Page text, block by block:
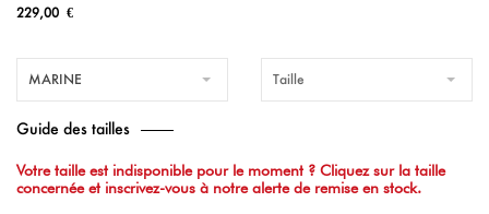
229,00 €
MARINE Taille
Guide des tailles
Votre taille est indisponible pour le moment ? Cliquez sur la taille
concernée et inscrivez-vous à notre alerte de remise en stock.